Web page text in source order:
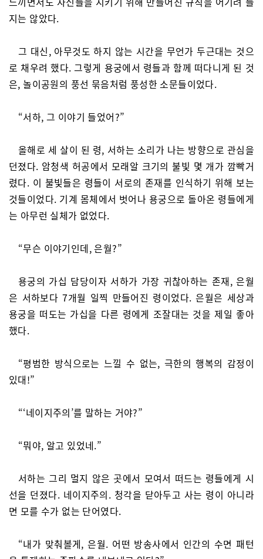
지는 않았다.
그 대신, 아무것도 하지 않는 시간을 무언가 두근대는 것으
로 채우려 했다. 그렇게 용궁에서 령들과 함께 떠다니게 된 것
은, 놀이공원의 풍선 묶음처럼 풍성한 소문들이었다.
“서하, 그 이야기 들었어?”
올해로 세 살이 된 령, 서하는 소리가 나는 방향으로 관심을
던졌다. 암청색 허공에서 모래알 크기의 불빛 몇 개가 깜빡거
렸다. 이 불빛들은 령들이 서로의 존재를 인식하기 위해 보는
것들이었다. 기계 몸체에서 벗어나 용궁으로 돌아온 령들에게
는 아무런 실체가 없었다.
“무슨 이야기인데, 은월?”
용궁의 가십 담당이자 서하가 가장 귀찮아하는 존재, 은월
은 서하보다 7개월 일찍 만들어진 령이었다. 은월은 세상과
용궁을 떠도는 가십을 다른 령에게 조잘대는 것을 제일 좋아
했다.
“평범한 방식으로는 느낄 수 없는, 극한의 행복의 감정이
있대!”
“‘네이지주의’를 말하는 거야?”
“뭐야, 알고 있었네.”
서하는 그리 멀지 않은 곳에서 모여서 떠드는 령들에게 시
선을 던졌다. 네이지주의. 청각을 닫아두고 사는 령이 아니라
면 모를 수가 없는 단어였다.
“내가 맞춰볼게, 은월. 어떤 방송사에서 인간의 수면 패턴